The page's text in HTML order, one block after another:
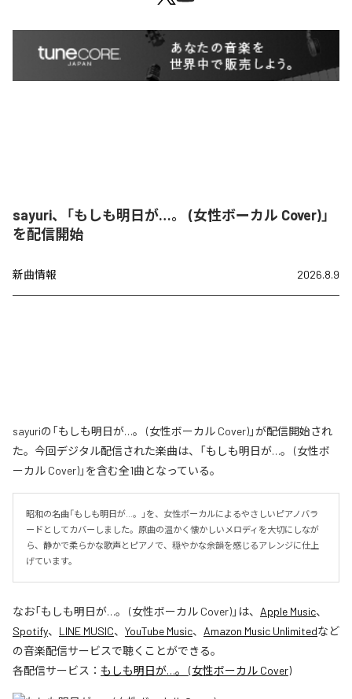
sayuri、「もしも明日が…。 (女性ボーカル Cover)」
を配信開始
新曲情報 2026.8.9
sayuriの「もしも明日が…。 (女性ボーカル Cover)」が配信開始され
た。今回デジタル配信された楽曲は、「もしも明日が…。 (女性ボ
ーカル Cover)」を含む全1曲となっている。
昭和の名曲「もしも明日が…。」を、女性ボーカルによるやさしいピアノバラ
ードとしてカバーしました。原曲の温かく懐かしいメロディを大切にしなが
ら、静かで柔らかな歌声とピアノで、穏やかな余韻を感じるアレンジに仕上
げています。
なお「もしも明日が…。 (女性ボーカル Cover)」は、 Apple Music、
Spotify、 LINE MUSIC、 YouTube Music、 Amazon Music Unlimitedなど
の音楽配信サービスで聴くことができる。
各配信サービス： もしも明日が…。 (女性ボーカル Cover)